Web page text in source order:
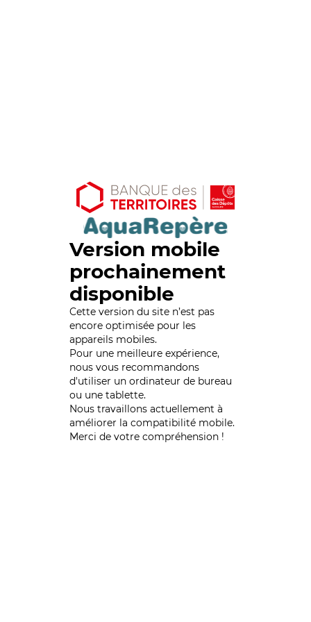
Version mobile
prochainement
disponible
Cette version du site n’est pas
encore optimisée pour les
appareils mobiles.
Pour une meilleure expérience,
nous vous recommandons
d'utiliser un ordinateur de bureau
ou une tablette.
Nous travaillons actuellement à
améliorer la compatibilité mobile.
Merci de votre compréhension !